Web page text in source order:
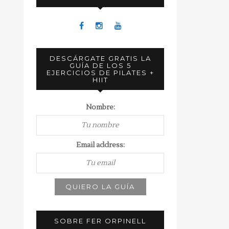
DESCÁRGATE GRATIS LA
GUÍA DE LOS 5
EJERCICIOS DE PILATES +
HIIT
Nombre:
Email address:
SOBRE FER ORPINELL